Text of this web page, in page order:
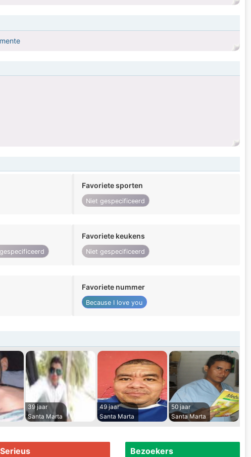
Favoriete sporten
Niet gespecificeerd
Favoriete keukens
Niet gespecificeerd
Favoriete nummer
Because I love you
39 jaar
Santa Marta
49 jaar
Santa Marta
50 jaar
Santa Marta
Serieus Bezoekers